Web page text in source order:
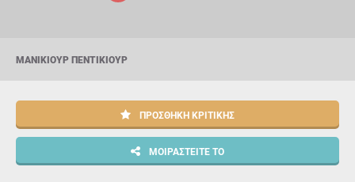
ΜΑΝΙΚΙΟΎΡ ΠΕΝΤΙΚΙΟΎΡ
ΠΡΟΣΘΉΚΗ ΚΡΙΤΙΚΉΣ
ΜΟΙΡΑΣΤΕΊΤΕ ΤΟ